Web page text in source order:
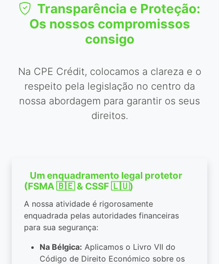
Transparência e Proteção:
Os nossos compromissos
consigo
Na CPE Crédit, colocamos a clareza e o
respeito pela legislação no centro da
nossa abordagem para garantir os seus
direitos.
Um enquadramento legal protetor
(FSMA 🇧🇪 & CSSF 🇱🇺)
A nossa atividade é rigorosamente
enquadrada pelas autoridades financeiras
para sua segurança:
Na Bélgica: Aplicamos o Livro VII do
Código de Direito Económico sobre os